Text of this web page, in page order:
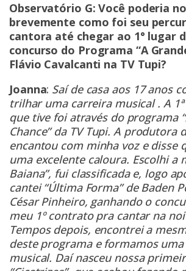
Observatório G: Você poderia
brevemente como foi seu
cantora até chegar ao 1° lugar
concurso do Programa “A
Flávio Cavalcanti na TV Tupi?
Joanna: Saí de casa aos 17 anos
trilhar uma carreira musical . A
que tive foi através do programa
Chance” da TV Tupi. A produtora
encantou com minha voz e disse
uma excelente caloura. Escolhi a
Baiana”, fui classificada e, logo
cantei “Última Forma” de Baden
César Pinheiro, ganhando o
meu 1º contrato pra cantar na
Tempos depois, encontrei a
deste programa e formamos
musical. Daí nasceu nossa